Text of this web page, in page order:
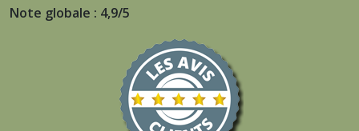
Note globale : 4,9/5